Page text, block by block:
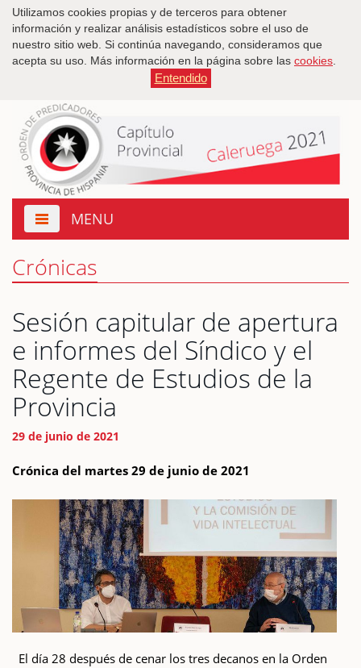
Utilizamos cookies propias y de terceros para obtener
información y realizar análisis estadísticos sobre el uso de
nuestro sitio web. Si continúa navegando, consideramos que
acepta su uso. Más información en la página sobre las cookies
Entendido
Abrir
menú
MENU
Crónicas
Sesión capitular de apertura
e informes del Síndico y el
Regente de Estudios de la
Provincia
29 de junio de 2021
Crónica del martes 29 de junio de 2021
El día 28 después de cenar los tres decanos en la Orden